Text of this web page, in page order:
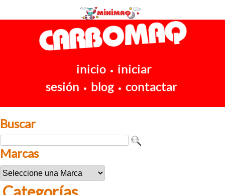
inicio • iniciar
sesión • blog • contactar
Buscar
Marcas